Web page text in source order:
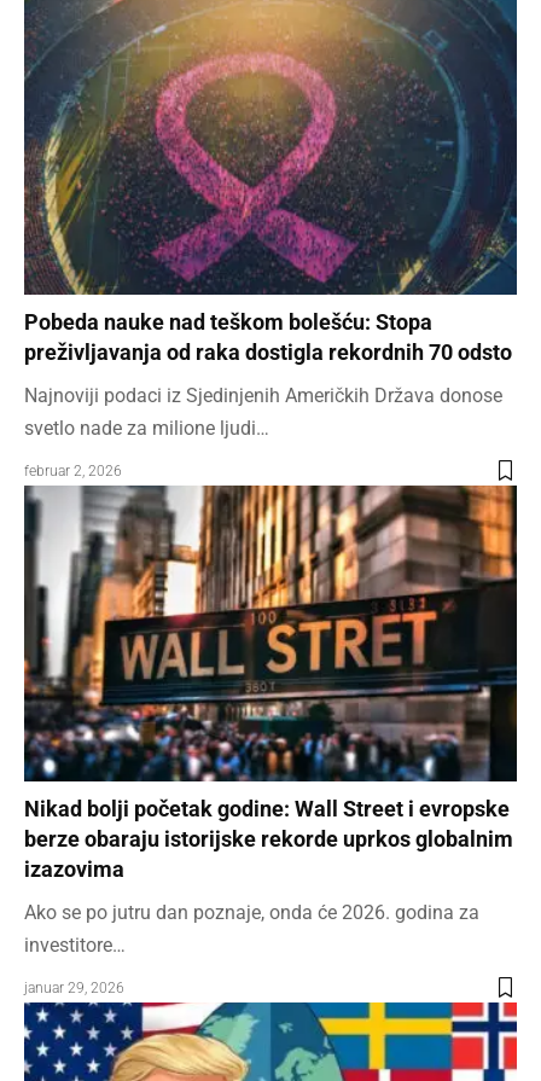
Pobeda nauke nad teškom bolešću: Stopa
preživljavanja od raka dostigla rekordnih 70 odsto
Najnoviji podaci iz Sjedinjenih Američkih Država donose
svetlo nade za milione ljudi…
februar 2, 2026
Nikad bolji početak godine: Wall Street i evropske
berze obaraju istorijske rekorde uprkos globalnim
izazovima
Ako se po jutru dan poznaje, onda će 2026. godina za
investitore…
januar 29, 2026